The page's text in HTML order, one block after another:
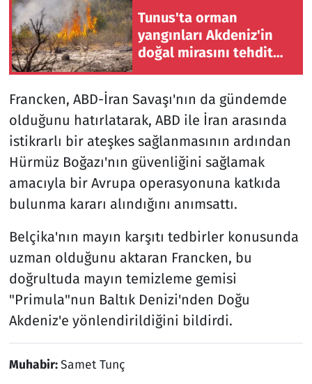
Tunus'ta orman
yangınları Akdeniz'in
doğal mirasını tehdit
Francken, ABD-İran Savaşı'nın da gündemde
olduğunu hatırlatarak, ABD ile İran arasında
istikrarlı bir ateşkes sağlanmasının ardından
Hürmüz Boğazı'nın güvenliğini sağlamak
amacıyla bir Avrupa operasyonuna katkıda
bulunma kararı alındığını anımsattı.
Belçika'nın mayın karşıtı tedbirler konusunda
uzman olduğunu aktaran Francken, bu
doğrultuda mayın temizleme gemisi
"Primula"nun Baltık Denizi'nden Doğu
Akdeniz'e yönlendirildiğini bildirdi.
Muhabir:Samet Tunç